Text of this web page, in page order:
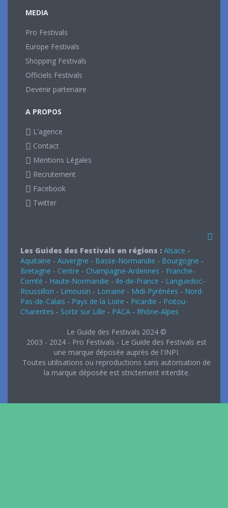
MEDIA
Pro Festivals
Europe Festivals
Shopping Festivals
Officiels Festivals
Devenir partenaire
A PROPOS
L'agence
Contact
Mentions Légales
Recrutement
Facebook
Twitter
Les Guides des Festivals en régions : Alsace -
Aquitaine - Auvergne - Basse-Normandie - Bourgogne -
Bretagne - Centre - Champagne-Ardennes - Franche-
Comté - Haute-Normandie - Ile-de-France - Languedoc-
Roussillon - Limousin - Lorraine - Midi-Pyrénées - Nord-
Pas-de-Calais - Pays de la Loire - Picardie - Poitou-
Charentes - Sortir sur Lille - PACA - Rhône-Alpes
Le Guide des Festivals 2024 ©
2003 - 2024 - Pro Festivals - Le Guide des Festivals est
une marque déposée auprès de l'INPI.
Toutes utilisations ou reproductions sans autorisation de
la marque déposée est strictement interdite.